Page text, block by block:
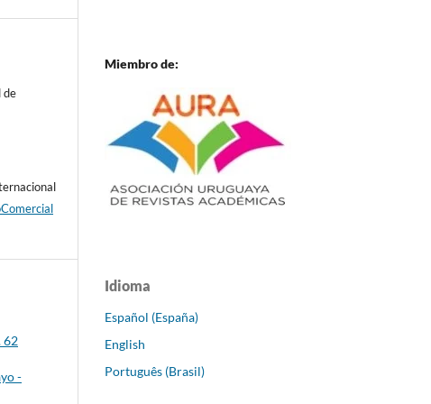
de
62
-
Miembro de:
Idioma
Español (España)
English
Português (Brasil)